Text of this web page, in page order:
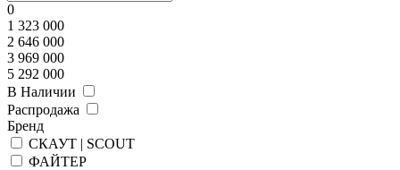
0
1 323 000
2 646 000
3 969 000
5 292 000
В Наличии
Распродажа
Бренд
СКАУТ | SCOUT
ФАЙТЕР